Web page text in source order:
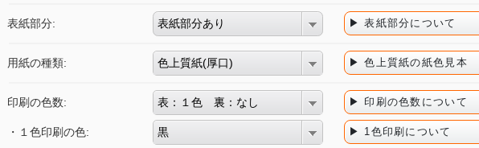
表紙部分: 表紙部分あり ▶ 表紙部分について
用紙の種類: 色上質紙(厚口) ▶ 色上質紙の紙色見本
印刷の色数: 表：１色 裏：なし ▶ 印刷の色数について
・１色印刷の色: 黒 ▶ 1色印刷について